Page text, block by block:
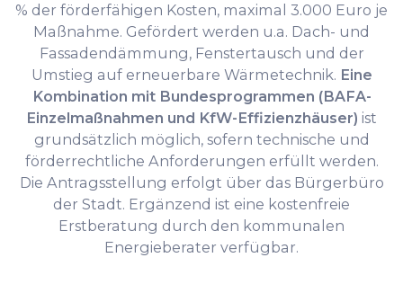
% der förderfähigen Kosten, maximal 3.000 Euro je
Maßnahme. Gefördert werden u.a. Dach- und
Fassadendämmung, Fenstertausch und der
Umstieg auf erneuerbare Wärmetechnik. Eine
Kombination mit Bundesprogrammen (BAFA-
Einzelmaßnahmen und KfW-Effizienzhäuser) ist
grundsätzlich möglich, sofern technische und
förderrechtliche Anforderungen erfüllt werden.
Die Antragsstellung erfolgt über das Bürgerbüro
der Stadt. Ergänzend ist eine kostenfreie
Erstberatung durch den kommunalen
Energieberater verfügbar.